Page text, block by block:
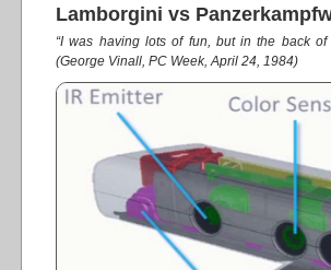
Lamborgini vs
“I was having lots of fun, but in the back of
(George Vinall, PC Week, April 24, 1984)